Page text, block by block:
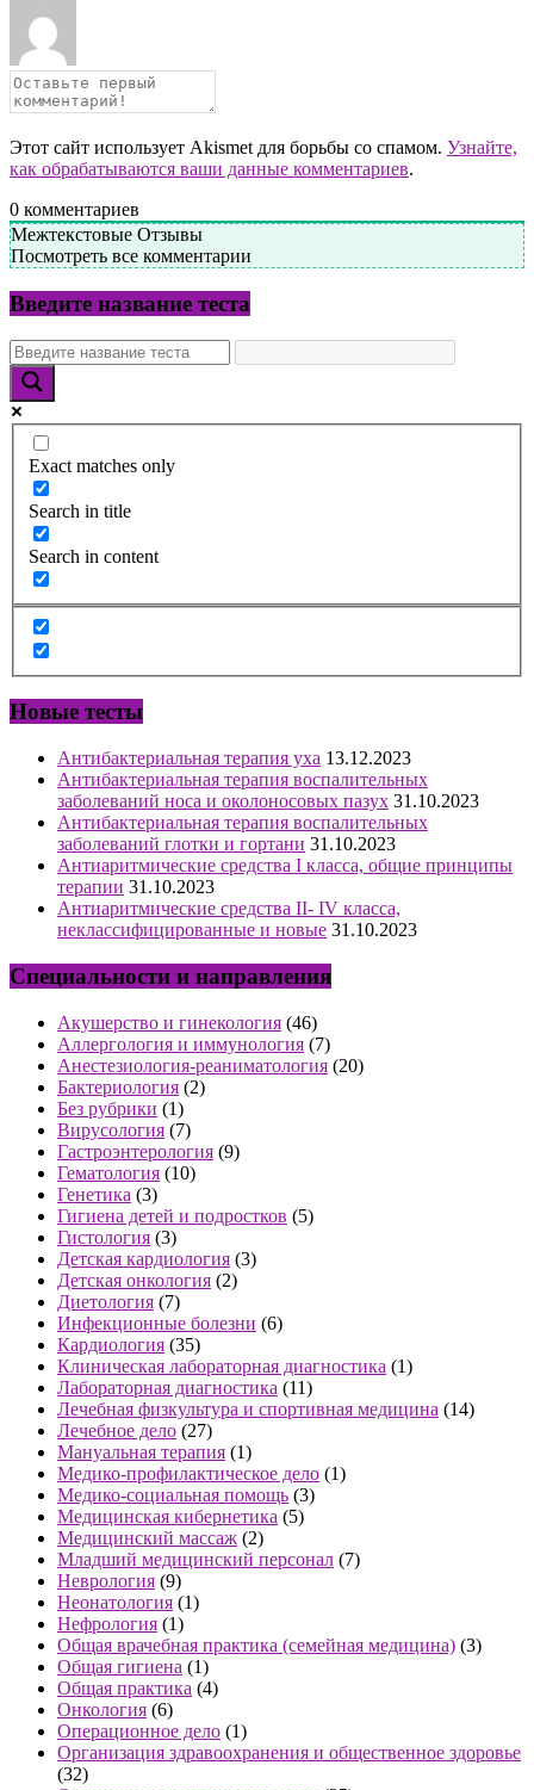
Этот сайт использует Akismet для борьбы со спамом. Узнайте,
как обрабатываются ваши данные комментариев.
0 комментариев
Межтекстовые Отзывы
Посмотреть все комментарии
Введите название теста
Exact matches only
Search in title
Search in content
Новые тесты
Антибактериальная терапия уха 13.12.2023
Антибактериальная терапия воспалительных
заболеваний носа и околоносовых пазух 31.10.2023
Антибактериальная терапия воспалительных
заболеваний глотки и гортани 31.10.2023
Антиаритмические средства I класса, общие принципы
терапии 31.10.2023
Антиаритмические средства II- IV класса,
неклассифицированные и новые 31.10.2023
Специальности и направления
Акушерство и гинекология (46)
Аллергология и иммунология (7)
Анестезиология-реаниматология (20)
Бактериология (2)
Без рубрики (1)
Вирусология (7)
Гастроэнтерология (9)
Гематология (10)
Генетика (3)
Гигиена детей и подростков (5)
Гистология (3)
Детская кардиология (3)
Детская онкология (2)
Диетология (7)
Инфекционные болезни (6)
Кардиология (35)
Клиническая лабораторная диагностика (1)
Лабораторная диагностика (11)
Лечебная физкультура и спортивная медицина (14)
Лечебное дело (27)
Мануальная терапия (1)
Медико-профилактическое дело (1)
Медико-социальная помощь (3)
Медицинская кибернетика (5)
Медицинский массаж (2)
Младший медицинский персонал (7)
Неврология (9)
Неонатология (1)
Нефрология (1)
Общая врачебная практика (семейная медицина) (3)
Общая гигиена (1)
Общая практика (4)
Онкология (6)
Операционное дело (1)
Организация здравоохранения и общественное здоровье
(32)